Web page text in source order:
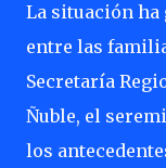
La situación
entre las
Secretaría
Ñuble, el
los